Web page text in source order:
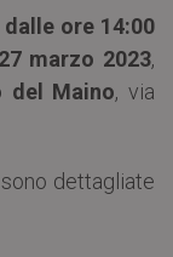
dalle ore 14:00
marzo 2023,
del Maino, via
dettagliate